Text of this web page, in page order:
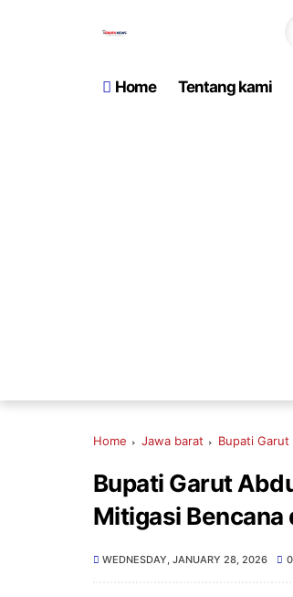
Home Tentang kami
Home Jawa barat Bupati
Bupati Garut
Mitigasi Bencana
WEDNESDAY, JANUARY 28, 2026